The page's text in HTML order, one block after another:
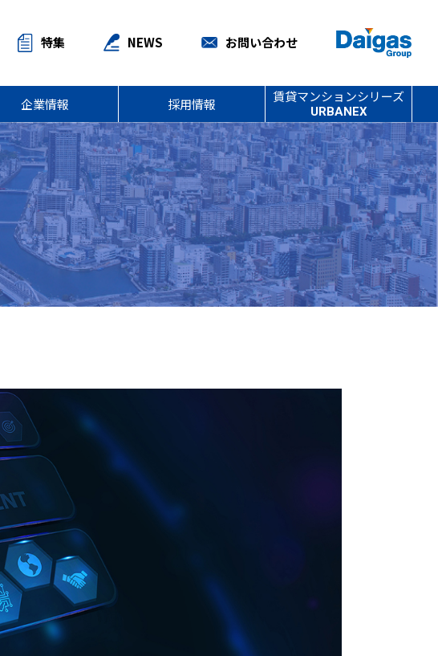
特集 NEWS お問い合わせ
企業情報 採用情報 賃貸マンションシリーズ
URBANEX